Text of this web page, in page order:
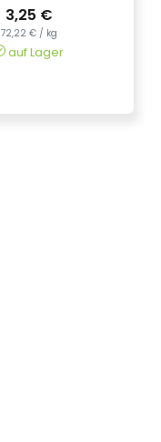
3,25 €
72,22 € / kg
auf Lager